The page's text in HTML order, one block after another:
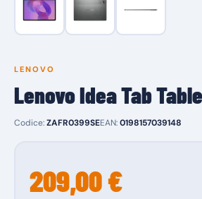
LENOVO
Lenovo Idea Tab
Codice:ZAFR0399SEEAN:0198157039148
209,00 €